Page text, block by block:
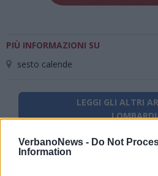
VerbanoNews - Do Not
Information
PIÙ INFORMAZIONI SU
sesto calende
LEGGI GLI ALTRI